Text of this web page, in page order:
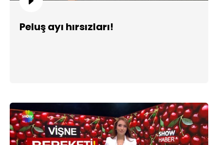
Peluş ayı hırsızları!